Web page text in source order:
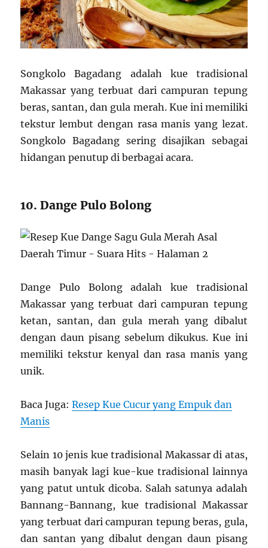
Songkolo Bagadang adalah kue tradisional
Makassar yang terbuat dari campuran tepung
beras, santan, dan gula merah. Kue ini memiliki
tekstur lembut dengan rasa manis yang lezat.
Songkolo Bagadang sering disajikan sebagai
hidangan penutup di berbagai acara.
10. Dange Pulo Bolong
Dange Pulo Bolong adalah kue tradisional
Makassar yang terbuat dari campuran tepung
ketan, santan, dan gula merah yang dibalut
dengan daun pisang sebelum dikukus. Kue ini
memiliki tekstur kenyal dan rasa manis yang
unik.
Baca Juga:Resep Kue Cucur yang Empuk dan
Manis
Selain 10 jenis kue tradisional Makassar di atas,
masih banyak lagi kue-kue tradisional lainnya
yang patut untuk dicoba. Salah satunya adalah
Bannang-Bannang, kue tradisional Makassar
yang terbuat dari campuran tepung beras, gula,
dan santan yang dibalut dengan daun pisang